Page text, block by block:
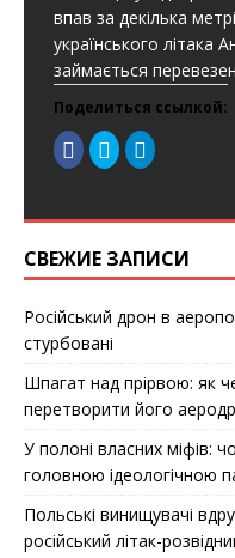
впав за декілька
українського літака
займається
Поделиться ссылкой:
Н
а
т
з
д
е
,
т
о
б
ы
п
о
д
е
и
т
с
я
к
Н
а
т
,
ч
т
ы
п
о
д
е
л
и
т
ь
с
н
а
w
Н
а
т
,
ч
т
ы
д
е
л
и
т
ь
с
в
T
l
e
g
СВЕЖИЕ ЗАПИСИ
Російський дрон в
стурбовані
Шпагат над прірвою: як
перетворити його
У полоні власних міфів:
головною ідеологічною
Польські винищувачі
російський літак-